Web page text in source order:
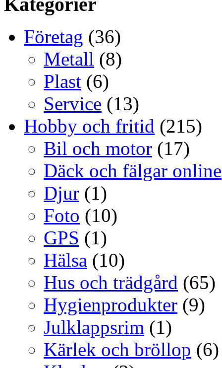
Företag (36)
Metall (8)
Plast (6)
Service (13)
Hobby och fritid (215)
Bil och motor (17)
Däck och fälgar online
Djur (1)
Foto (10)
GPS (1)
Hälsa (10)
Hus och trädgård (65)
Hygienprodukter (9)
Julklappsrim (1)
Kärlek och bröllop (6)